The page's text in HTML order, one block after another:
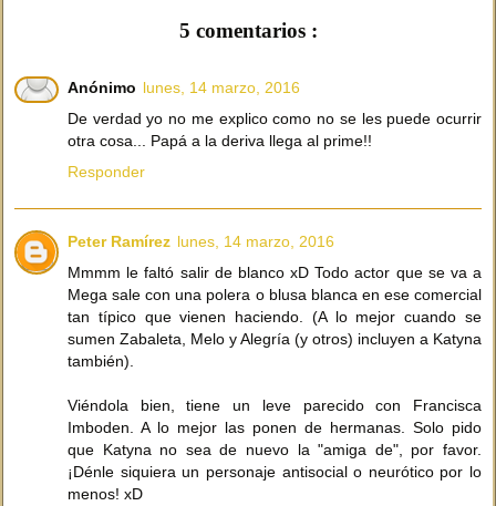
5 comentarios :
Anónimo lunes, 14 marzo, 2016
De verdad yo no me explico como no se les puede ocurrir
otra cosa... Papá a la deriva llega al prime!!
Responder
Peter Ramírez lunes, 14 marzo, 2016
Mmmm le faltó salir de blanco xD Todo actor que se va a
Mega sale con una polera o blusa blanca en ese comercial
tan típico que vienen haciendo. (A lo mejor cuando se
sumen Zabaleta, Melo y Alegría (y otros) incluyen a Katyna
también).
Viéndola bien, tiene un leve parecido con Francisca
Imboden. A lo mejor las ponen de hermanas. Solo pido
que Katyna no sea de nuevo la "amiga de", por favor.
¡Dénle siquiera un personaje antisocial o neurótico por lo
menos! xD